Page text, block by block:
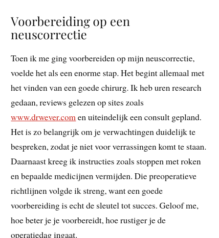
Voorbereiding op een
neuscorrectie
Toen ik me ging voorbereiden op mijn neuscorrectie,
voelde het als een enorme stap. Het begint allemaal met
het vinden van een goede chirurg. Ik heb uren research
gedaan, reviews gelezen op sites zoals
www.drwever.comen uiteindelijk een consult gepland.
Het is zo belangrijk om je verwachtingen duidelijk te
bespreken, zodat je niet voor verrassingen komt te staan.
Daarnaast kreeg ik instructies zoals stoppen met roken
en bepaalde medicijnen vermijden. Die preoperatieve
richtlijnen volgde ik streng, want een goede
voorbereiding is echt de sleutel tot succes. Geloof me,
hoe beter je je voorbereidt, hoe rustiger je de
operatiedag ingaat.